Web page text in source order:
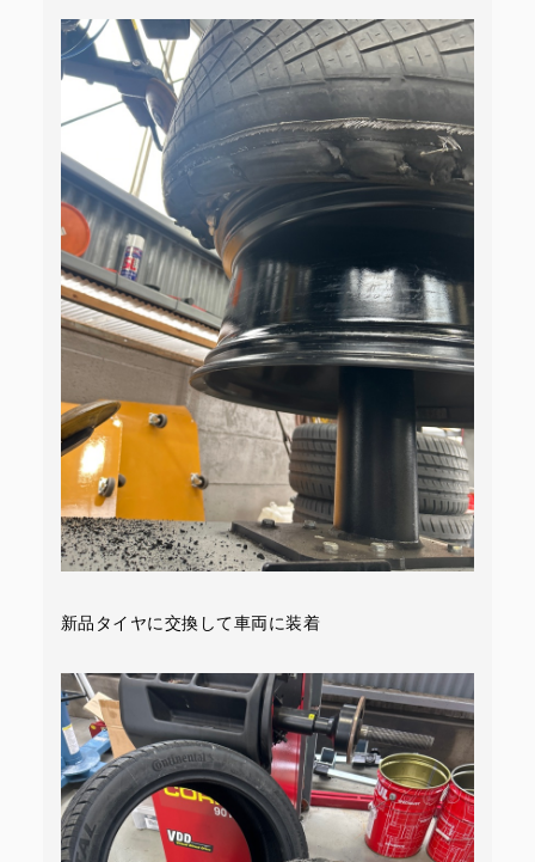
新品タイヤに交換して車両に装着